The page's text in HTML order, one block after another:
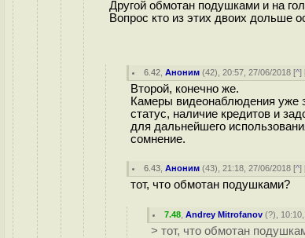
Другой обмотан подушками и на
Вопрос кто из этих двоих дольше
6.42 ,Аноним (42), 20:57, 27/06/2018 [^]
Второй, конечно же.
Камеры видеонаблюдения уже
статус, наличие кредитов и
для дальнейшего
сомнение.
6.43 ,Аноним (43), 21:18, 27/06/2018 [^]
тот, что обмотан подушками?
7.48 ,Andrey Mitrofanov (?),
> тот, что обмотан